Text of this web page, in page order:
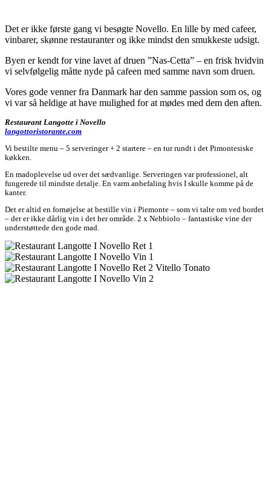
Det er ikke første gang vi besøgte Novello. En lille by med cafeer,
vinbarer, skønne restauranter og ikke mindst den smukkeste udsigt.
Byen er kendt for vine lavet af druen ”Nas-Cetta” – en frisk hvidvin
vi selvfølgelig måtte nyde på cafeen med samme navn som druen.
Vores gode venner fra Danmark har den samme passion som os, og
vi var så heldige at have mulighed for at mødes med dem den aften.
Restaurant Langotte i Novello
langottoristorante.com
Vi bestilte menu – 5 serveringer + 2 startere – en tur rundt i det Pimontesiske
køkken.
En madoplevelse ud over det sædvanlige. Serveringen var professionel, alt
fungerede til mindste detalje. En varm anbefaling hvis I skulle komme på de
kanter.
Det er altid en fornøjelse at bestille vin i Piemonte – som vi talte om ved bordet
– der er ikke dårlig vin i det her område. 2 x Nebbiolo – fantastiske vine der
understøttede den gode mad.